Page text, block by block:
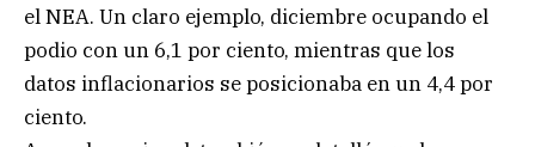
el NEA. Un claro ejemplo, diciembre ocupando el
podio con un 6,1 por ciento, mientras que los
datos inflacionarios se posicionaba en un 4,4 por
ciento.